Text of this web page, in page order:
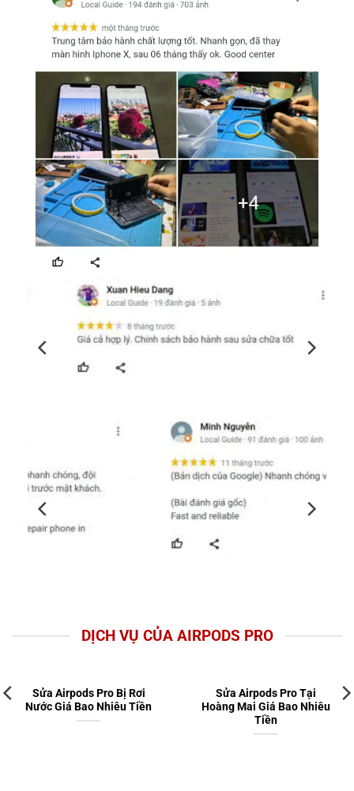
DỊCH VỤ CỦA AIRPODS PRO
Sửa Airpods Pro Bị Rơi
Nước Giá Bao Nhiêu Tiền
Sửa Airpods Pro Tại
Hoàng Mai Giá Bao Nhiêu
Tiền